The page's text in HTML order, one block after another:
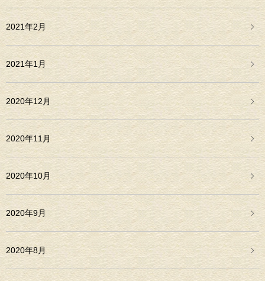
2021年2月
2021年1月
2020年12月
2020年11月
2020年10月
2020年9月
2020年8月